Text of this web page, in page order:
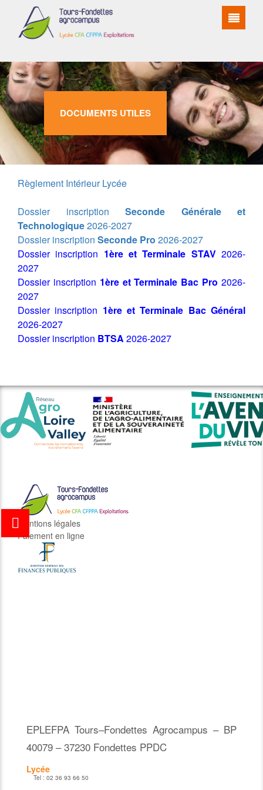
DOCUMENTS UTILES
Règlement Intérieur Lycée
Dossier inscription Seconde Générale et
Technologique2026-2027
Dossier inscription Seconde Pro 2026-2027
Dossier inscription 1ère et Terminale STAV2026-
2027
Dossier inscription 1ère et Terminale Bac Pro 2026-
2027
Dossier inscription 1ère et Terminale Bac Général
2026-2027
Dossier inscription BTSA 2026-2027
Mentions légales
Paiement en ligne
EPLEFPA Tours–Fondettes Agrocampus – BP
40079 – 37230 Fondettes PPDC
Lycée
Tel : 02 36 93 66 50